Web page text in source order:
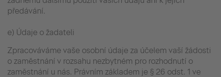
předávání.
e) Údaje o žadateli
Zpracováváme vaše osobní údaje za účelem vaší žádosti
o zaměstnání v rozsahu nezbytném pro rozhodnutí o
zaměstnání u nás. Právním základem je § 26 odst. 1 ve